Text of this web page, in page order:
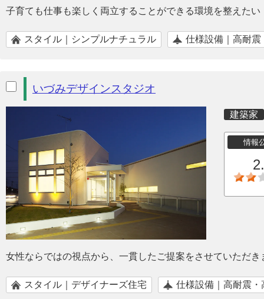
子育ても仕事も楽しく両立することができる環境を整えたい
スタイル｜シンプルナチュラル 仕様設備｜高耐震
いづみデザインスタジオ
建築家
情報
女性ならではの視点から、一貫したご提案をさせていただき
スタイル｜デザイナーズ住宅 仕様設備｜高耐震・